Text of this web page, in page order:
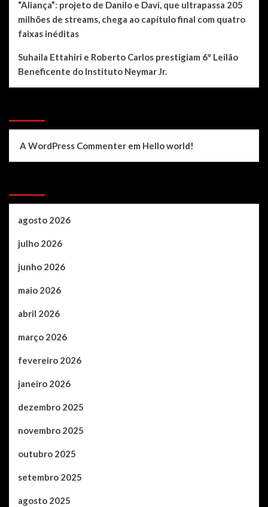
“Aliança”: projeto de Danilo e Davi, que ultrapassa 205
milhões de streams, chega ao capítulo final com quatro
faixas inéditas
Suhaila Ettahiri e Roberto Carlos prestigiam 6º Leilão
Beneficente do Instituto Neymar Jr.
A WordPress Commenter em Hello world!
agosto 2026
julho 2026
junho 2026
maio 2026
abril 2026
março 2026
fevereiro 2026
janeiro 2026
dezembro 2025
novembro 2025
outubro 2025
setembro 2025
agosto 2025